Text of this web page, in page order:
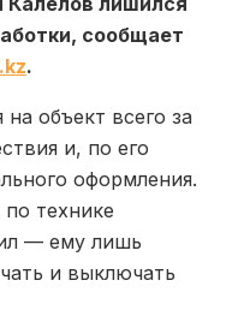
сообщает
.
объект всего за
и, по его
оформления.
технике
— ему лишь
и выключать